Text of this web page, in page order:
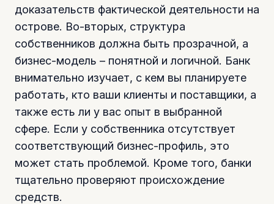
доказательств фактической деятельности на
острове. Во-вторых, структура
собственников должна быть прозрачной, а
бизнес-модель – понятной и логичной. Банк
внимательно изучает, с кем вы планируете
работать, кто ваши клиенты и поставщики, а
также есть ли у вас опыт в выбранной
сфере. Если у собственника отсутствует
соответствующий бизнес-профиль, это
может стать проблемой. Кроме того, банки
тщательно проверяют происхождение
средств.